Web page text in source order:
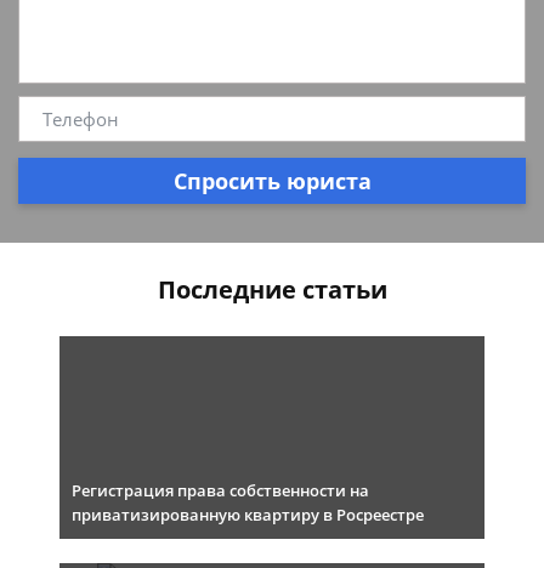
Спросить юриста
Последние статьи
Регистрация права собственности на
приватизированную квартиру в Росреестре